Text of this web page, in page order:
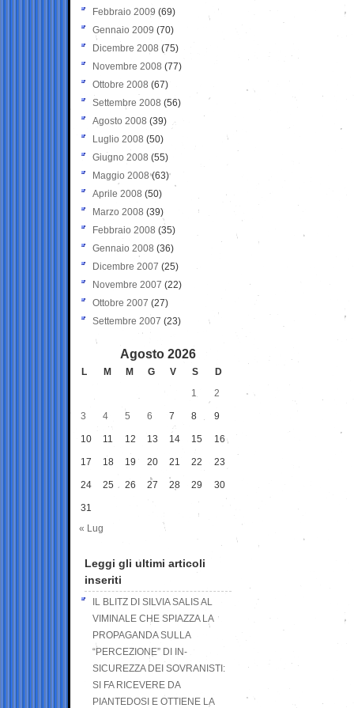
Febbraio 2009 (69)
Gennaio 2009 (70)
Dicembre 2008 (75)
Novembre 2008 (77)
Ottobre 2008 (67)
Settembre 2008 (56)
Agosto 2008 (39)
Luglio 2008 (50)
Giugno 2008 (55)
Maggio 2008(63)
Aprile 2008 (50)
Marzo 2008 (39)
Febbraio 2008 (35)
Gennaio 2008 (36)
Dicembre 2007 (25)
Novembre 2007 (22)
Ottobre 2007 (27)
Settembre 2007 (23)
Agosto 2026
L M M G V S
D
1
2
3 4 5 6 7 8 9
10 11 12 13 14 15 16
17 18 19 20 21 22 23
24 25 26 27 28 29 30
31
« Lug
Leggi gli ultimi articoli
inseriti
IL BLITZ DI SILVIA SALIS AL
VIMINALE CHE SPIAZZA LA
PROPAGANDA SULLA
“PERCEZIONE” DI IN-
SICUREZZA DEI SOVRANISTI:
SI FA RICEVERE DA
PIANTEDOSI E OTTIENE LA